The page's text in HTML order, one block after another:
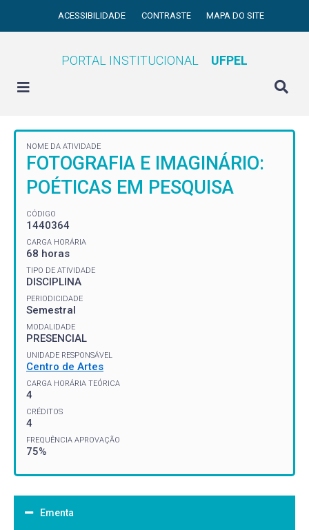
ACESSIBILIDADE CONTRASTE MAPA DO SITE
PORTAL INSTITUCIONAL UFPEL
NOME DA ATIVIDADE
FOTOGRAFIA E IMAGINÁRIO:
POÉTICAS EM PESQUISA
CÓDIGO
1440364
CARGA HORÁRIA
68 horas
TIPO DE ATIVIDADE
DISCIPLINA
PERIODICIDADE
Semestral
MODALIDADE
PRESENCIAL
UNIDADE RESPONSÁVEL
Centro de Artes
CARGA HORÁRIA TEÓRICA
4
CRÉDITOS
4
FREQUÊNCIA APROVAÇÃO
75%
Ementa